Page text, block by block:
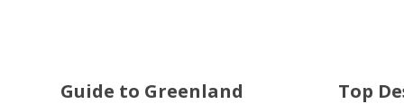
Guide to Greenland Top